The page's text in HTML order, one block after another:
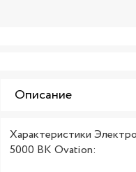
Описание
Характеристики
5000 BK Ovation: